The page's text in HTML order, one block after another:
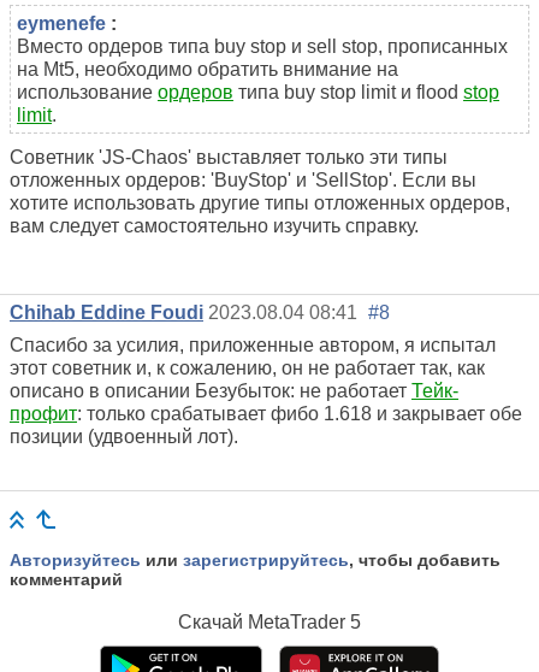
eymenefe :
Вместо ордеров типа buy stop и sell stop, прописанных
на Mt5, необходимо обратить внимание на
использование ордеров типа buy stop limit и flood stop
limit.
Советник 'JS-Chaos' выставляет только эти типы
отложенных ордеров: 'BuyStop' и 'SellStop'. Если вы
хотите использовать другие типы отложенных ордеров,
вам следует самостоятельно изучить справку.
Chihab Eddine Foudi 2023.08.04 08:41 #8
Спасибо за усилия, приложенные автором, я испытал
этот советник и, к сожалению, он не работает так, как
описано в описании Безубыток: не работает Тейк-
профит: только срабатывает фибо 1.618 и закрывает обе
позиции (удвоенный лот).
Авторизуйтесь или зарегистрируйтесь, чтобы добавить
комментарий
Скачай MetaTrader 5